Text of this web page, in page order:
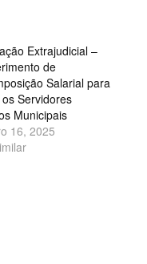
Extrajudicial –
de
Salarial para
Servidores
Municipais
16, 2025